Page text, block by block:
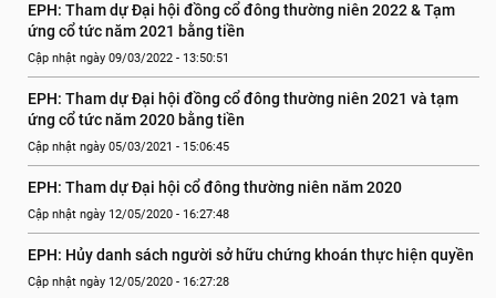
EPH: Tham dự Đại hội đồng cổ đông thường niên 2022 & Tạm
ứng cổ tức năm 2021 bằng tiền
Cập nhật ngày 09/03/2022 - 13:50:51
EPH: Tham dự Đại hội đồng cổ đông thường niên 2021 và tạm
ứng cổ tức năm 2020 bằng tiền
Cập nhật ngày 05/03/2021 - 15:06:45
EPH: Tham dự Đại hội cổ đông thường niên năm 2020
Cập nhật ngày 12/05/2020 - 16:27:48
EPH: Hủy danh sách người sở hữu chứng khoán thực hiện quyền
Cập nhật ngày 12/05/2020 - 16:27:28